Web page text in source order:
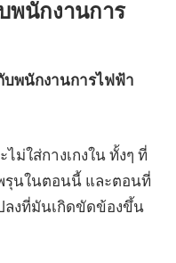
พนักงานการ
บพนักงานการไฟฟ้า
ม่ใส่กางเกงใน ทั้งๆ ที่
รุนในตอนนี้ และตอนที่
งที่มันเกิดขัดข้องขึ้น